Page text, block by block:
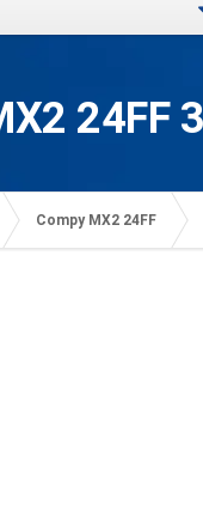
24FF
Compy MX2 24FF